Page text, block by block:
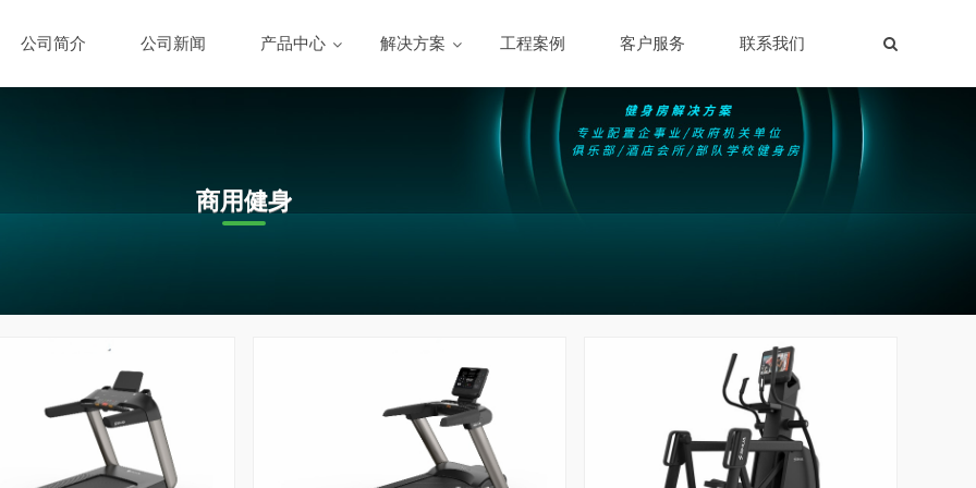
公司简介 公司新闻 产品中心 解决方案 工程案例 客户服务 联系我们
商用健身